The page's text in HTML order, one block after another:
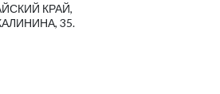
КРАЙ,
35.